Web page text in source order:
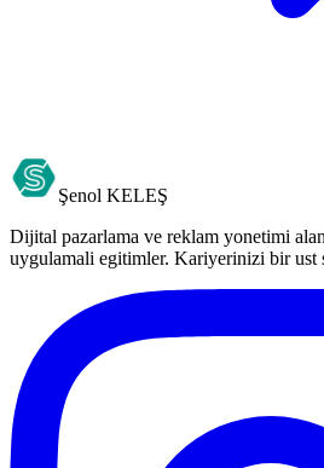
Şenol KELEŞ
Dijital pazarlama ve reklam yonetimi
uygulamali egitimler. Kariyerinizi bir ust